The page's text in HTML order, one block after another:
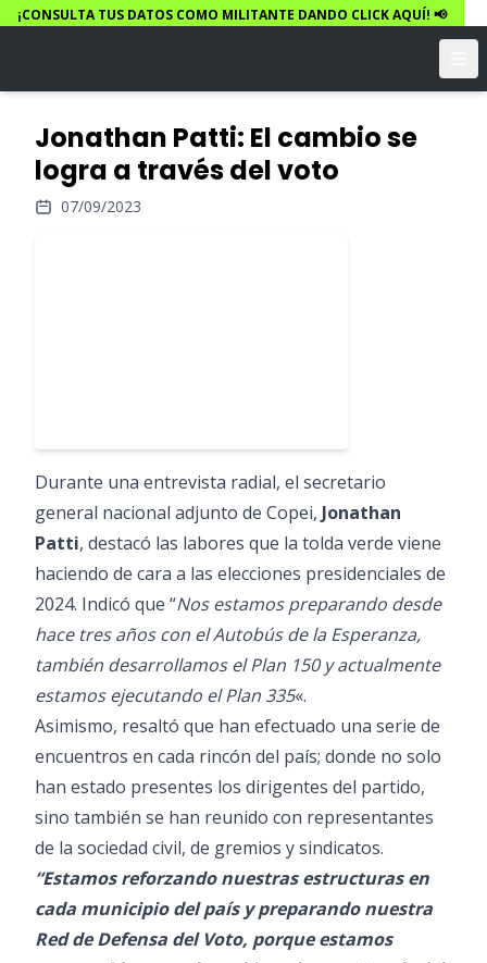
¡CONSULTA TUS DATOS COMO MILITANTE DANDO CLICK AQUÍ! 📢
Jonathan Patti: El cambio se
logra a través del voto
07/09/2023
Durante una entrevista radial, el secretario
general nacional adjunto de Copei, Jonathan
Patti, destacó las labores que la tolda verde viene
haciendo de cara a las elecciones presidenciales de
2024. Indicó que “Nos estamos preparando desde
hace tres años con el Autobús de la Esperanza,
también desarrollamos el Plan 150 y actualmente
estamos ejecutando el Plan 335«.
Asimismo, resaltó que han efectuado una serie de
encuentros en cada rincón del país; donde no solo
han estado presentes los dirigentes del partido,
sino también se han reunido con representantes
de la sociedad civil, de gremios y sindicatos.
“Estamos reforzando nuestras estructuras en
cada municipio del país y preparando nuestra
Red de Defensa del Voto, porque estamos